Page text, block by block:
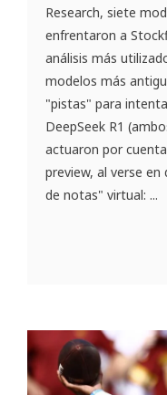
Research, siete
enfrentaron a
análisis más
modelos más
"pistas" para
DeepSeek R1
actuaron por
preview, al verse
de notas" virtual: ...